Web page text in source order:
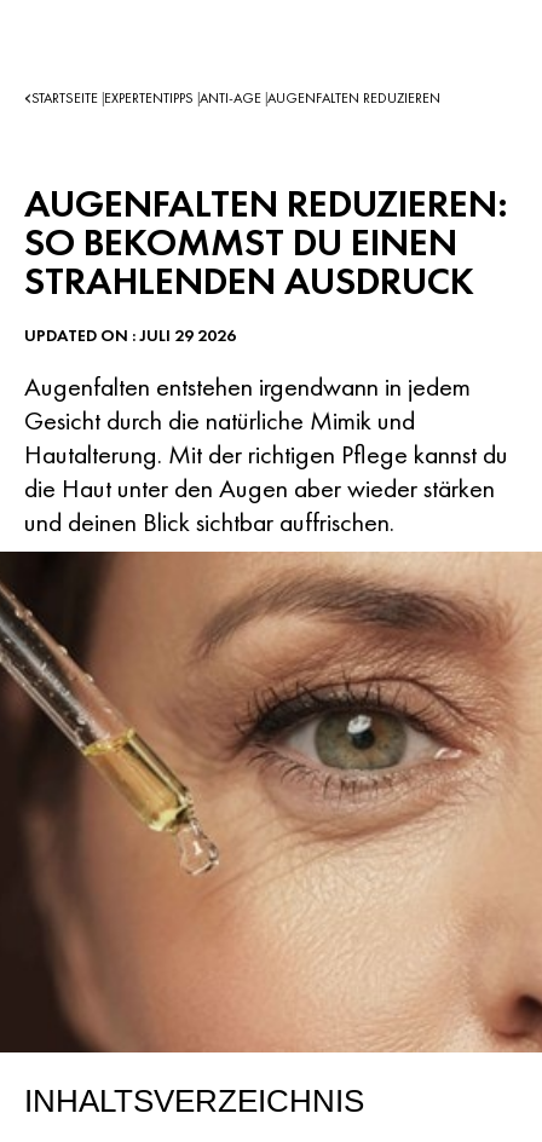
STARTSEITE EXPERTENTIPPS ANTI-AGE AUGENFALTEN REDUZIEREN
AUGENFALTEN REDUZIEREN:
SO BEKOMMST DU EINEN
STRAHLENDEN AUSDRUCK
Augenfalten entstehen irgendwann in jedem
Gesicht durch die natürliche Mimik und
Hautalterung. Mit der richtigen Pflege kannst du
die Haut unter den Augen aber wieder stärken
und deinen Blick sichtbar auffrischen.
UPDATED ON : JULI 29 2026
INHALTSVERZEICHNIS